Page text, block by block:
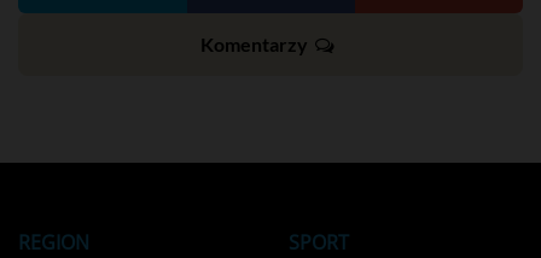
Komentarzy
REGION SPORT